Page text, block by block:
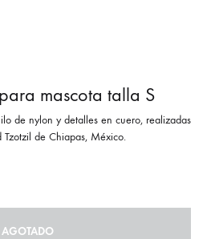
mascota talla S
de nylon y detalles en cuero, realizadas
de Chiapas, México.
AGOTADO